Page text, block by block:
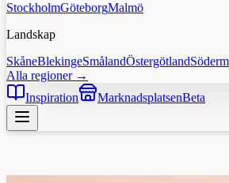
StockholmGöteborgMalmö
Landskap
SkåneBlekingeSmålandÖstergötland
Alla regioner →
Inspiration
MarknadsplatsenBeta